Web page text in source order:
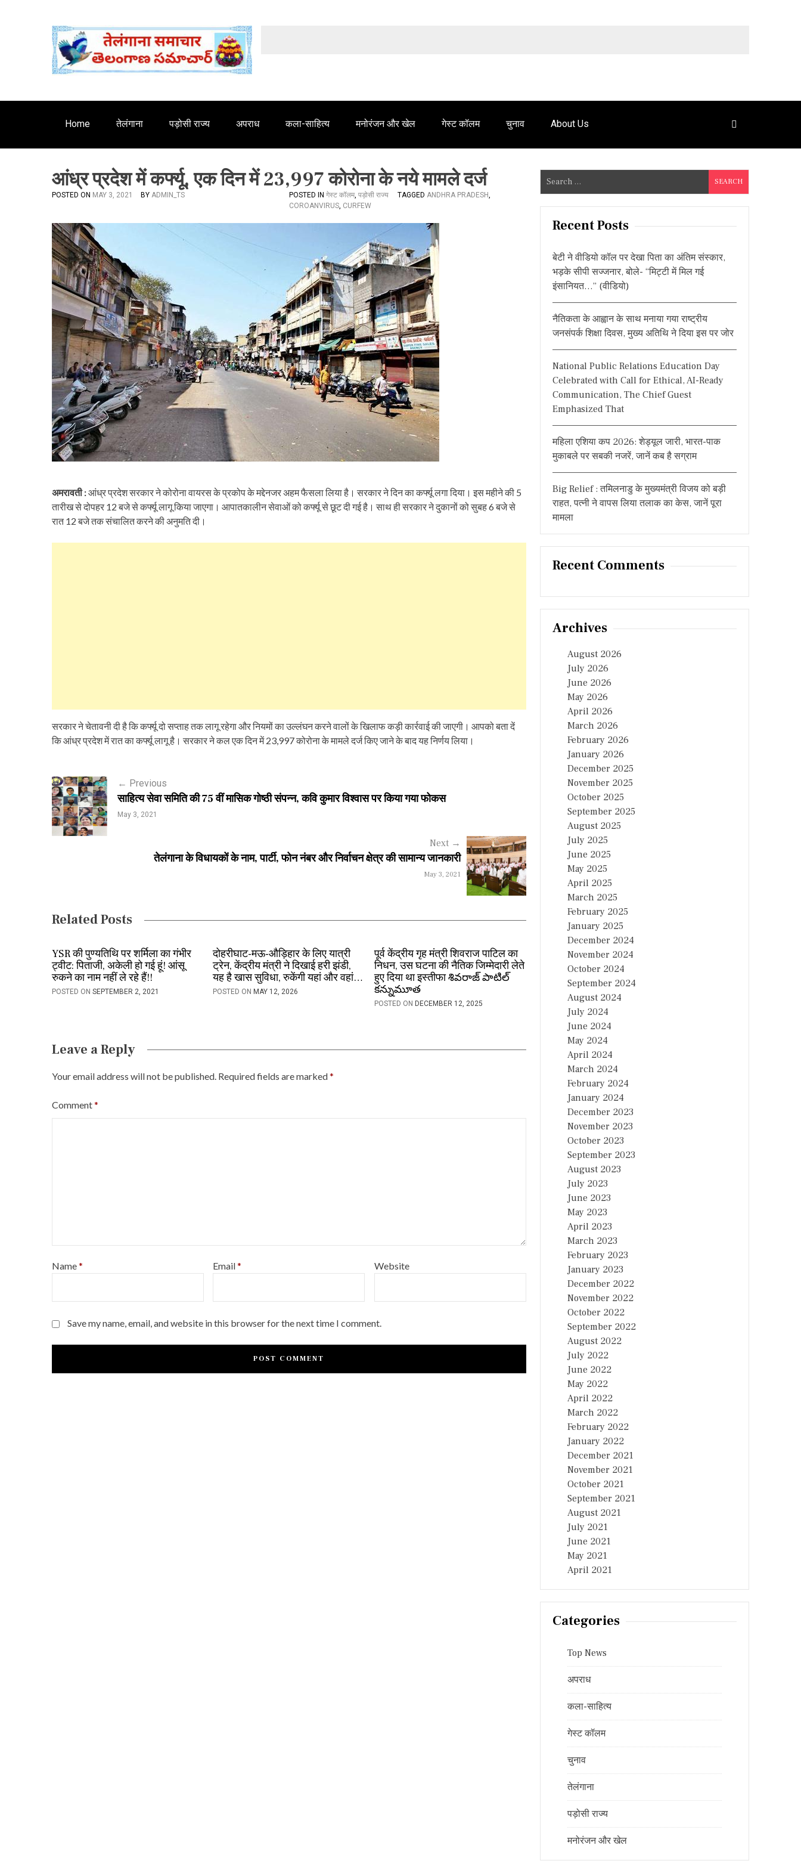
e
Home तेलंगाना पड़ोसी राज्य अपराध कला-साहित्य मनोरंजन और खेल गेस्ट कॉलम चुनाव About Us
आंध्र प्रदेश में कर्फ्यू, एक दिन में 23,997 कोरोना के नये मामले दर्ज
POSTED ON MAY 3, 2021 BY ADMIN_TS POSTED IN गेस्ट कॉलम, पड़ोसी राज्य TAGGED ANDHRA PRADESH,
COROANVIRUS, CURFEW
अमरावती :आंध्र प्रदेश सरकार ने कोरोना वायरस के प्रकोप के मद्देनजर अहम फैसला लिया है। सरकार ने दिन का कर्फ्यू लगा दिया। इस महीने की 5
तारीख से दोपहर 12 बजे से कर्फ्यू लागू किया जाएगा। आपातकालीन सेवाओं को कर्फ्यू से छूट दी गई है। साथ ही सरकार ने दुकानों को सुबह 6 बजे से
रात 12 बजे तक संचालित करने की अनुमति दी।
सरकार ने चेतावनी दी है कि कर्फ्यू दो सप्ताह तक लागू रहेगा और नियमों का उल्लंघन करने वालों के खिलाफ कड़ी कार्रवाई की जाएगी। आपको बता दें
कि आंध्र प्रदेश में रात का कर्फ्यू लागू है। सरकार ने कल एक दिन में 23,997 कोरोना के मामले दर्ज किए जाने के बाद यह निर्णय लिया।
P
o
s
v
g
a
o
← Previous
साहित्य सेवा समिति की 75 वीं मासिक गोष्ठी संपन्न, कवि कुमार विश्वास पर किया गया फोकस
May 3, 2021
Next →
तेलंगाना के विधायकों के नाम, पार्टी, फोन नंबर और निर्वाचन क्षेत्र की सामान्य जानकारी
May 3, 2021
Related Posts
YSR की पुण्यतिथि पर शर्मिला का गंभीर
ट्वीट: पिताजी, अकेली हो गई हूं! आंसू
रुकने का नाम नहीं ले रहे हैं!!
POSTED ON SEPTEMBER 2, 2021
दोहरीघाट-मऊ-औड़िहार के लिए यात्री
ट्रेन, केंद्रीय मंत्री ने दिखाई हरी झंडी,
यह है खास सुविधा, रुकेंगी यहां और वहां…
POSTED ON MAY 12, 2026
पूर्व केंद्रीय गृह मंत्री शिवराज पाटिल का
निधन, उस घटना की नैतिक जिम्मेदारी लेते
हुए दिया था इस्तीफा శివరాజ్‌ పాటిల్‌
కన్నుమూత
POSTED ON DECEMBER 12, 2025
Leave a Reply
Your email address will not be published. Required fields are marked*
Comment*
Name* Email* Website
Save my name, email, and website in this browser for the next time I comment.
e
a
Recent Posts
बेटी ने वीडियो कॉल पर देखा पिता का अंतिम संस्कार,
भड़के सीपी सज्जनार, बोले- “मिट्टी में मिल गई
इंसानियत…” (वीडियो)
नैतिकता के आह्वान के साथ मनाया गया राष्ट्रीय
जनसंपर्क शिक्षा दिवस, मुख्य अतिथि ने दिया इस पर जोर
National Public Relations Education Day
Celebrated with Call for Ethical, AI-Ready
Communication, The Chief Guest
Emphasized That
महिला एशिया कप 2026: शेड्यूल जारी, भारत-पाक
मुकाबले पर सबकी नजरें, जानें कब है सग्राम
Big Relief : तमिलनाडु के मुख्यमंत्री विजय को बड़ी
राहत, पत्नी ने वापस लिया तलाक का केस, जानें पूरा
मामला
Recent Comments
Archives
August 2026
July 2026
June 2026
May 2026
April 2026
March 2026
February 2026
January 2026
December 2025
November 2025
October 2025
September 2025
August 2025
July 2025
June 2025
May 2025
April 2025
March 2025
February 2025
January 2025
December 2024
November 2024
October 2024
September 2024
August 2024
July 2024
June 2024
May 2024
April 2024
March 2024
February 2024
January 2024
December 2023
November 2023
October 2023
September 2023
August 2023
July 2023
June 2023
May 2023
April 2023
March 2023
February 2023
January 2023
December 2022
November 2022
October 2022
September 2022
August 2022
July 2022
June 2022
May 2022
April 2022
March 2022
February 2022
January 2022
December 2021
November 2021
October 2021
September 2021
August 2021
July 2021
June 2021
May 2021
April 2021
Categories
Top News
अपराध
कला-साहित्य
गेस्ट कॉलम
चुनाव
तेलंगाना
पड़ोसी राज्य
मनोरंजन और खेल